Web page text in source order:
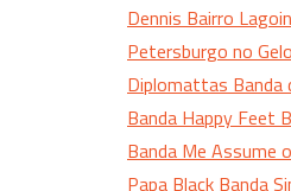
Dennis Bairro
Petersburgo no Gelo
Diplomattas Banda
Banda Happy Feet
Banda Me Assume
Papa Black Banda